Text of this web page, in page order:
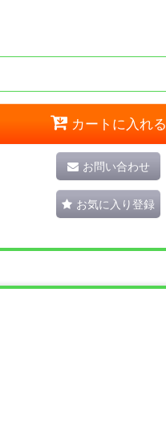
カートに入れる
お問い合わせ
お気に入り登録